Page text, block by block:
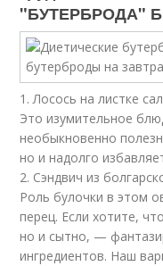
"БУТЕРБРОДА"
1. Лосось на листке
Это изумительное
необыкновенно
но и надолго
2. Сэндвич из
Роль булочки в этом
перец. Если хотите,
но и сытно, —
ингредиентов. Наш